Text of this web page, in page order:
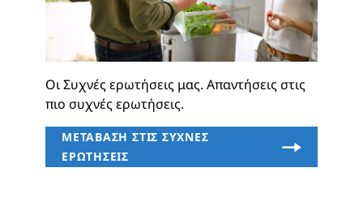
Οι Συχνές ερωτήσεις μας. Απαντήσεις στις
πιο συχνές ερωτήσεις.